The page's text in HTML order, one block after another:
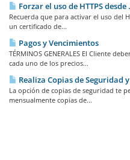
Forzar el uso de HTTPS desde
Recuerda que para activar el uso del
un certificado de...
Pagos y Vencimientos
TÉRMINOS GENERALES El Cliente
cada uno de los precios...
Realiza Copias de
La opción de copias de seguridad te
mensualmente copias de...